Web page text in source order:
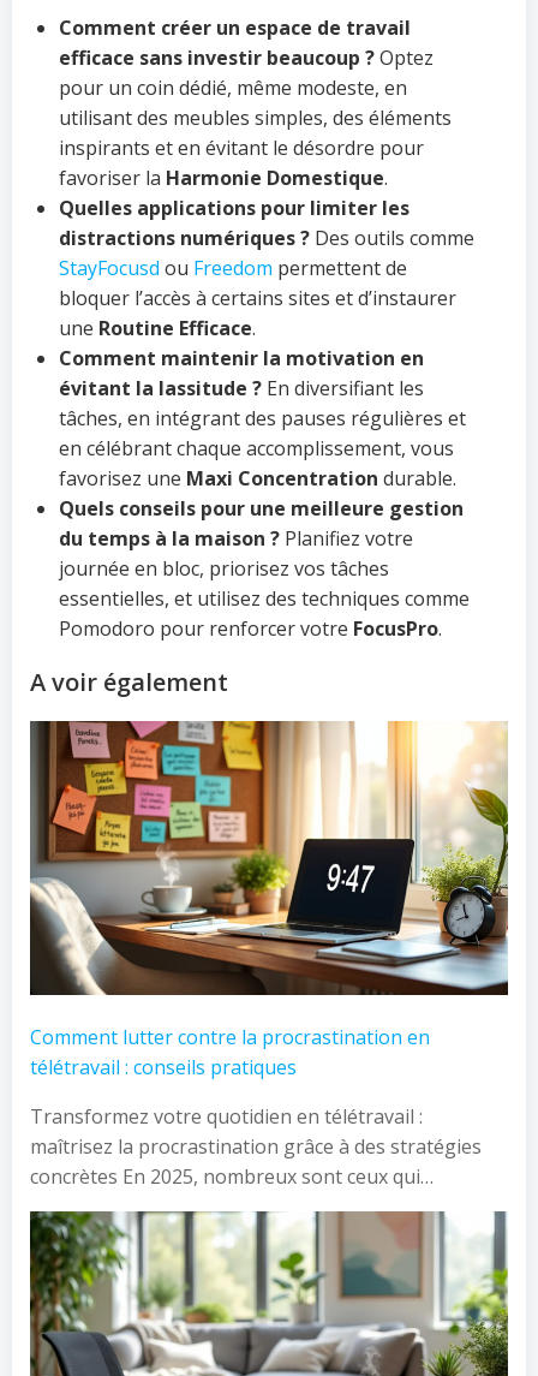
Comment créer un espace de travail
efficace sans investir beaucoup ?Optez
pour un coin dédié, même modeste, en
utilisant des meubles simples, des éléments
inspirants et en évitant le désordre pour
favoriser la Harmonie Domestique.
Quelles applications pour limiter les
distractions numériques ? Des outils comme
StayFocusd ou Freedom permettent de
bloquer l’accès à certains sites et d’instaurer
une Routine Efficace.
Comment maintenir la motivation en
évitant la lassitude ? En diversifiant les
tâches, en intégrant des pauses régulières et
en célébrant chaque accomplissement, vous
favorisez une Maxi Concentration durable.
Quels conseils pour une meilleure gestion
du temps à la maison ? Planifiez votre
journée en bloc, priorisez vos tâches
essentielles, et utilisez des techniques comme
Pomodoro pour renforcer votre FocusPro.
A voir également
Comment lutter contre la procrastination en
télétravail : conseils pratiques
Transformez votre quotidien en télétravail :
maîtrisez la procrastination grâce à des stratégies
concrètes En 2025, nombreux sont ceux qui…